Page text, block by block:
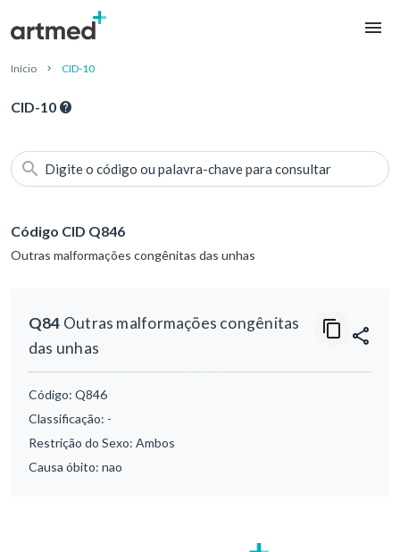
Início CID-10
CID-10
Digite o código ou palavra-chave para consultar
Código CID Q846
Outras malformações congênitas das unhas
Q84 Outras malformações congênitas
das unhas
Código: Q846
Classificação: -
Restrição do Sexo: Ambos
Causa óbito: nao